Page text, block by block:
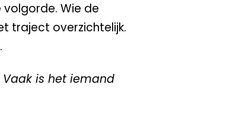
Wie de
traject overzichtelijk.
is het iemand